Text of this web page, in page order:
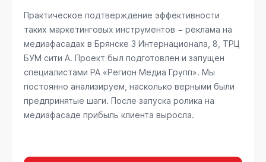
Практическое подтверждение эффективности
таких маркетинговых инструментов − реклама на
медиафасадах в Брянске 3 Интернационала, 8, ТРЦ
БУМ сити А. Проект был подготовлен и запущен
специалистами РА «Регион Медиа Групп». Мы
постоянно анализируем, насколько верными были
предпринятые шаги. После запуска ролика на
медиафасаде прибыль клиента выросла.